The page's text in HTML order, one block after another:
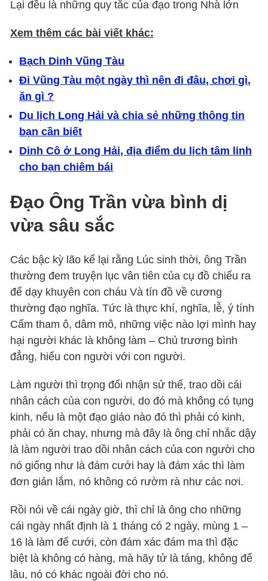
Lại đều là những quy tắc của đạo trong Nhà lớn
Xem thêm các bài viết khác:
Bạch Dinh Vũng Tàu
Đi Vũng Tàu một ngày thì nên đi đâu, chơi gì,
ăn gì ?
Du lịch Long Hải và chia sẻ những thông tin
bạn cần biết
Dinh Cô ở Long Hải, địa điểm du lịch tâm linh
cho bạn chiêm bái
Đạo Ông Trần vừa bình dị
vừa sâu sắc
Các bậc kỳ lão kể lại rằng Lúc sinh thời, ông Trần
thường đem truyện lục vân tiên của cụ đồ chiểu ra
để dạy khuyên con cháu Và tín đồ về cương
thường đạo nghĩa. Tức là thực khí, nghĩa, lễ, ý tính
Cấm tham ô, dâm mô, những việc nào lợi mình hay
hại người khác là không làm – Chủ trương bình
đẳng, hiểu con người với con người.
Làm người thì trọng đối nhận sử thế, trao dồi cái
nhân cách của con người, do đó mà không có tụng
kinh, nếu là một đạo giáo nào đó thì phải có kinh,
phải có ăn chay, nhưng mà đây là ông chỉ nhắc dậy
là làm người trao dồi nhân cách của con người cho
nó giống như là đám cưới hay là đám xác thì làm
đơn giản lắm, nó không có rườm rà như các nơi.
Rồi nói về cái ngày giờ, thì chỉ là ông cho những
cái ngày nhất định là 1 tháng có 2 ngày, mùng 1 –
16 là làm để cưới, còn đám xác đám ma thì đặc
biệt là không có hàng, mà hãy tử là táng, không để
lâu, nó có khác ngoài đời cho nó.